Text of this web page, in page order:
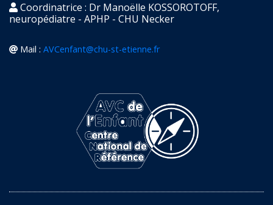
Coordinatrice : Dr Manoëlle KOSSOROTOFF,
neuropédiatre - APHP - CHU Necker
Mail : AVCenfant@chu-st-etienne.fr